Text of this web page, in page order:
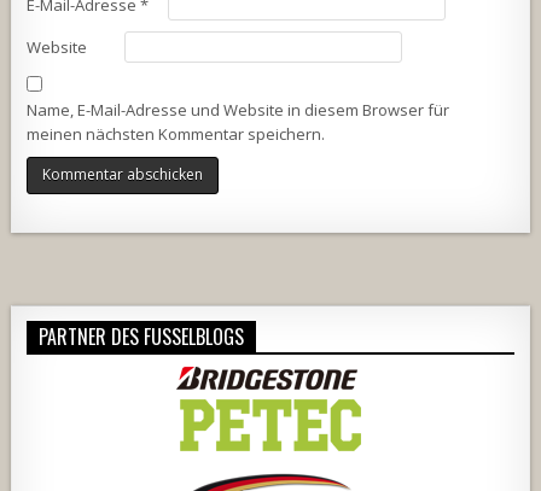
E-Mail-Adresse*
Website
Name, E-Mail-Adresse und Website in diesem Browser für
meinen nächsten Kommentar speichern.
PARTNER DES FUSSELBLOGS